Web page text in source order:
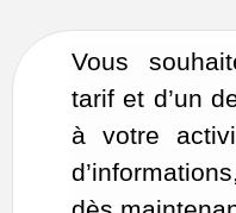
Vous
tarif et d’un
à votre